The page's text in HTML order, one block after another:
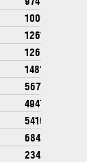
1009801
1261372
1268056
1481402
567750
494793
541949
684231
2342600